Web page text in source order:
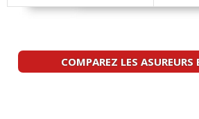
COMPAREZ LES